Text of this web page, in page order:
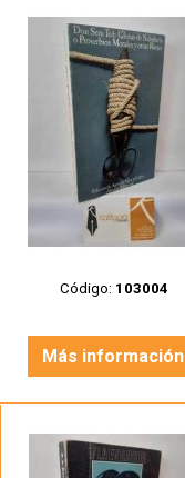
Código: 103004
Más información